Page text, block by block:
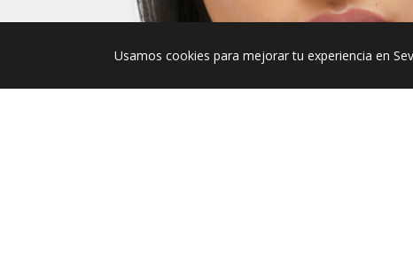
Usamos cookies para mejorar tu experiencia en